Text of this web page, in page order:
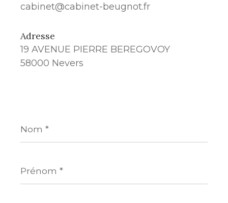
cabinet@cabinet-beugnot.fr
Adresse
19 AVENUE PIERRE BEREGOVOY
58000 Nevers
*
*